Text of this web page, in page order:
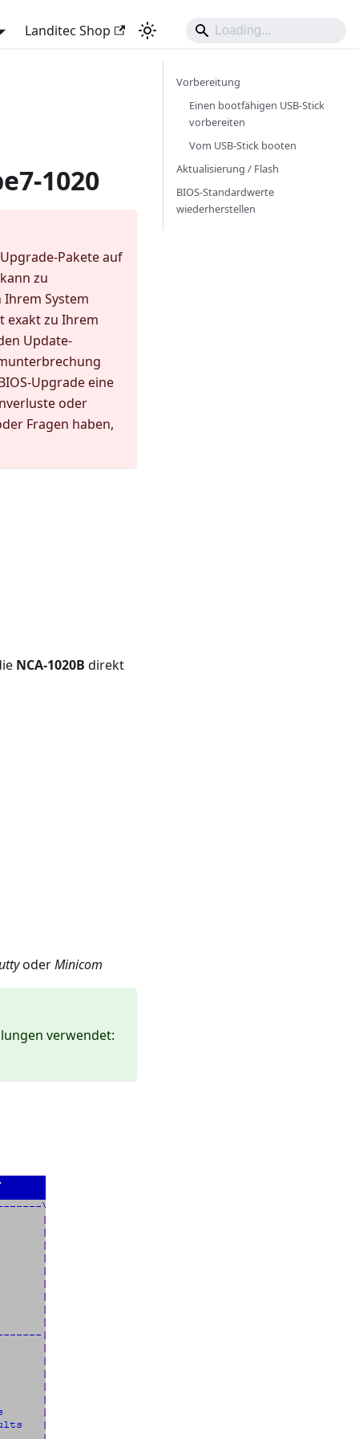
Landitec Shop
1020
Pakete auf
zu
System
exakt zu Ihrem
Update-
Upgrade eine
oder
Fragen haben,
NCA-1020B direkt
oderMinicom
verwendet:
Vorbereitung
Einen bootfähigen USB-Stick
vorbereiten
Vom USB-Stick booten
Aktualisierung / Flash
BIOS-Standardwerte
wiederherstellen